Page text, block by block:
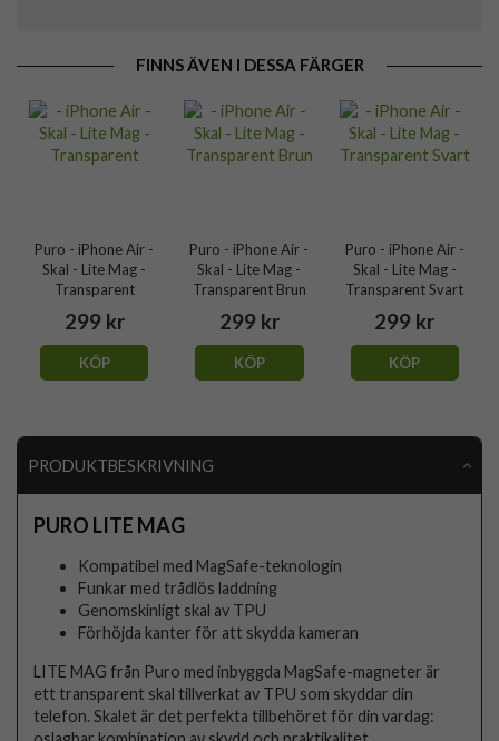
FINNS ÄVEN I DESSA FÄRGER
Puro - iPhone Air -
Skal - Lite Mag -
Transparent
299 kr
KÖP
Puro - iPhone Air -
Skal - Lite Mag -
Transparent Brun
299 kr
KÖP
Puro - iPhone Air -
Skal - Lite Mag -
Transparent Svart
299 kr
KÖP
PRODUKTBESKRIVNING
PURO LITE MAG
Kompatibel med MagSafe-teknologin
Funkar med trådlös laddning
Genomskinligt skal av TPU
Förhöjda kanter för att skydda kameran
LITE MAG från Puro med inbyggda MagSafe-magneter är
ett transparent skal tillverkat av TPU som skyddar din
telefon. Skalet är det perfekta tillbehöret för din vardag: